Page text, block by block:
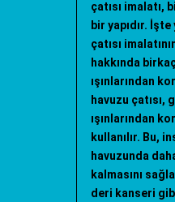
çatısı imalatı,
bir yapıdır.
çatısı
hakkında
ışınlarından
havuzu çatısı,
ışınlarından
kullanılır. Bu,
havuzunda
kalmasını
deri kanseri